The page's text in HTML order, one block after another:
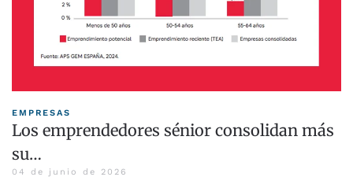
EMPRESAS
Los emprendedores sénior consolidan más
su…
04 de junio de 2026